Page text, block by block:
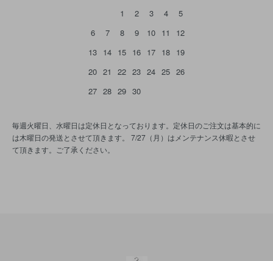
1
2 3 4
5
6
7 8 9 10 11
12
13 14 15 16 17 18 19
20 21 22 23 24 25 26
27 28 29 30
毎週火曜日、水曜日は定休日となっております。定休日のご注文は基本的に
は木曜日の発送とさせて頂きます。 7/27（月）はメンテナンス休暇とさせ
て頂きます。ご了承ください。